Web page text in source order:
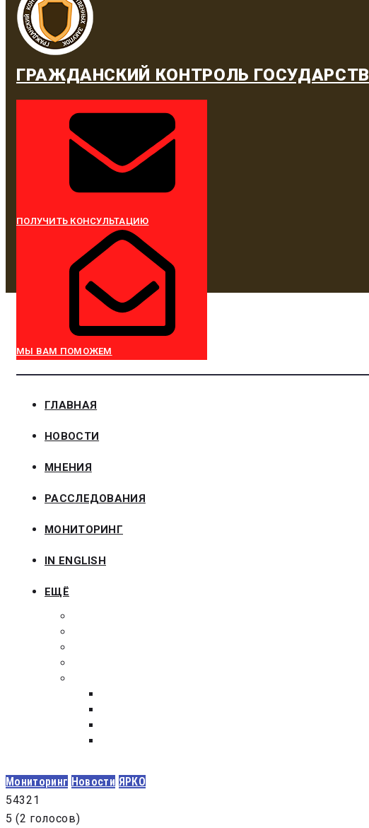
ГРАЖДАНСКИЙ КОНТРОЛЬ
ПОЛУЧИТЬ КОНСУЛЬТАЦИЮ
МЫ ВАМ ПОМОЖЕМ
ГЛАВНАЯ
НОВОСТИ
МНЕНИЯ
РАССЛЕДОВАНИЯ
МОНИТОРИНГ
IN ENGLISH
ЕЩЁ
Мониторинг Новости ЯРКО
54321
5 (2 голосов)